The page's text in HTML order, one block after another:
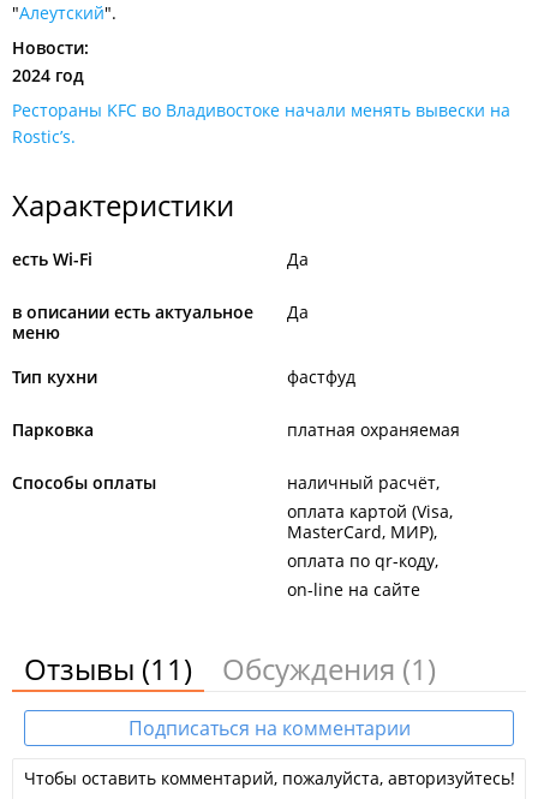
"Алеутский".
Новости:
2024 год
Рестораны KFC во Владивостоке начали менять вывески на
Rostic’s.
Характеристики
есть Wi-Fi Да
в описании есть актуальное
меню
Да
Тип кухни фастфуд
Парковка платная охраняемая
Способы оплаты
наличный расчёт
оплата картой (Visa,
MasterCard, МИР)
оплата по qr-коду
on-line на сайте
Отзывы (11) Обсуждения (1)
Подписаться на комментарии
Чтобы оставить комментарий, пожалуйста, авторизуйтесь!